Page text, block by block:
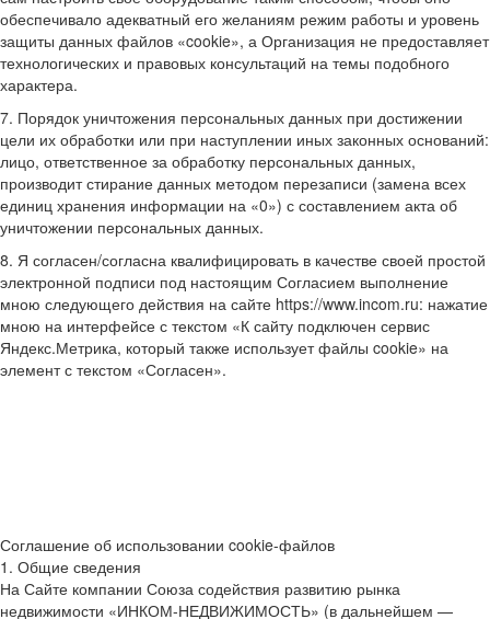
обеспечивало адекватный его желаниям режим работы и уровень
защиты данных файлов «cookie», а Организация не предоставляет
технологических и правовых консультаций на темы подобного
характера.
7. Порядок уничтожения персональных данных при достижении
цели их обработки или при наступлении иных законных оснований:
лицо, ответственное за обработку персональных данных,
производит стирание данных методом перезаписи (замена всех
единиц хранения информации на «0») с составлением акта об
уничтожении персональных данных.
8. Я согласен/согласна квалифицировать в качестве своей простой
электронной подписи под настоящим Согласием выполнение
мною следующего действия на сайте https://www.incom.ru: нажатие
мною на интерфейсе с текстом «К сайту подключен сервис
Яндекс.Метрика, который также использует файлы cookie» на
элемент с текстом «Согласен».
Соглашение об использовании cookie-файлов
1. Общие сведения
На Сайте компании Союза содействия развитию рынка
недвижимости «ИНКОМ-НЕДВИЖИМОСТЬ» (в дальнейшем —